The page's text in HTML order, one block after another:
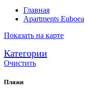
Главная
Apartments Euboea
Показать на карте
Категории
Очистить
Пляжи